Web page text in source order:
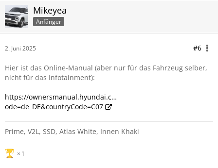
Mikeyea
Anfänger
2. Juni 2025 #6
Hier ist das Online-Manual (aber nur für das Fahrzeug selber,
nicht für das Infotainment):
https://ownersmanual.hyundai.c…
ode=de_DE&countryCode=C07
Prime, V2L, SSD, Atlas White, Innen Khaki
1